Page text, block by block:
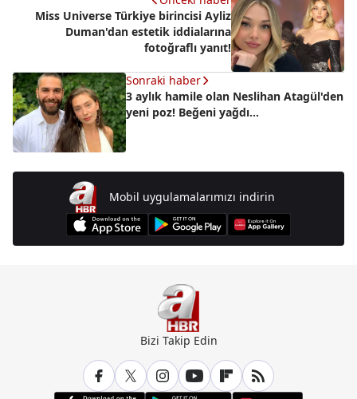
Miss Universe Türkiye birincisi Ayliz
Duman'dan estetik iddialarına
fotoğraflı yanıt!
Sonraki haber
3 aylık hamile olan Neslihan Atagül'den
yeni poz! Beğeni yağdı...
Mobil uygulamalarımızı indirin
Bizi Takip Edin